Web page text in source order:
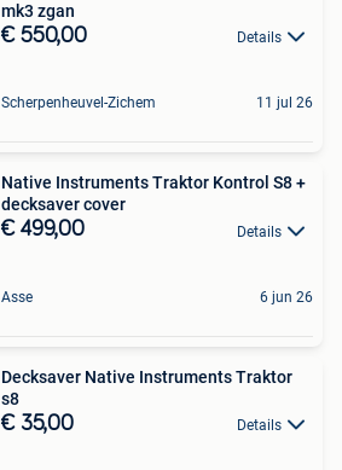
mk3 zgan
€ 550,00 Details
Scherpenheuvel-Zichem 11 jul 26
Native Instruments Traktor Kontrol S8 +
decksaver cover
€ 499,00 Details
Asse 6 jun 26
Decksaver Native Instruments Traktor
s8
€ 35,00 Details